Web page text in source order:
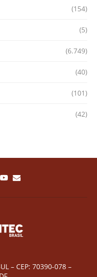
(154)
(5)
(6.749)
(40)
(101)
(42)
– CEP: 70390-078 –